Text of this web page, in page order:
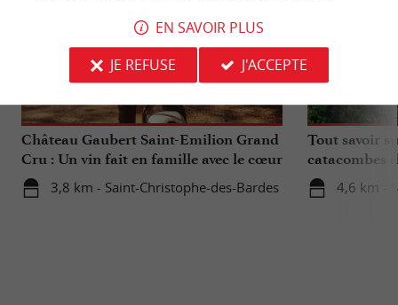
Château Gaubert Saint-Emilion Grand
Cru : Un vin fait en famille avec le cœur
3,8 km - Saint-Christophe-des-Bardes
Gourmande
Tout savoir
catacombes
4,6 km -
EN SAVOIR PLUS
JE REFUSE
J'ACCEPTE